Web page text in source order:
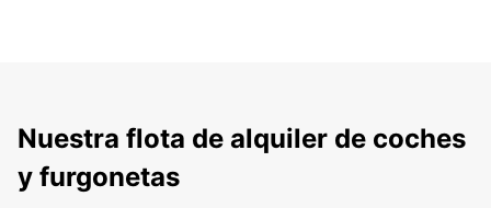
Nuestra flota de alquiler de coches
y furgonetas